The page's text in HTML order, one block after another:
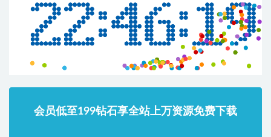
会员低至199钻石享全站上万资源免费下载